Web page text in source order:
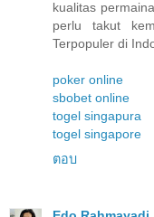
kualitas
perlu takut
Terpopuler di
poker online
sbobet online
togel singapura
togel singapore
ตอบ